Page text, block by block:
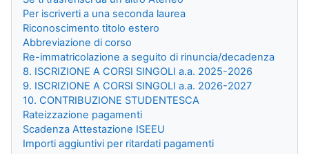
Per iscriverti a una seconda laurea
Riconoscimento titolo estero
Abbreviazione di corso
Re-immatricolazione a seguito di rinuncia/decadenza
8. ISCRIZIONE A CORSI SINGOLI a.a. 2025-2026
9. ISCRIZIONE A CORSI SINGOLI a.a. 2026-2027
10. CONTRIBUZIONE STUDENTESCA
Rateizzazione pagamenti
Scadenza Attestazione ISEEU
Importi aggiuntivi per ritardati pagamenti